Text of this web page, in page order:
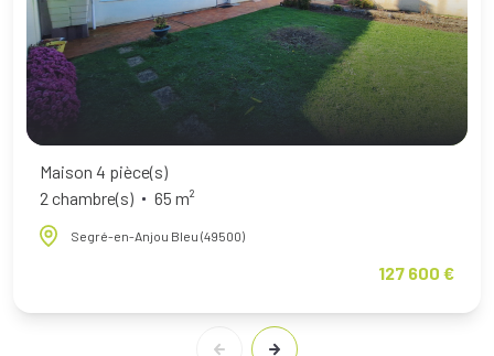
Maison 4 pièce(s)
2 chambre(s)
65 m²
Segré-en-Anjou Bleu (49500)
127 600 €